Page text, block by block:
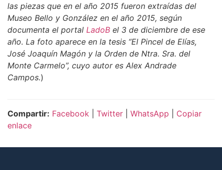
las piezas que en el año 2015 fueron extraídas del
Museo Bello y González en el año 2015, según
documenta el portal LadoB el 3 de diciembre de ese
año. La foto aparece en la tesis “El Pincel de Elías,
José Joaquín Magón y la Orden de Ntra. Sra. del
Monte Carmelo”, cuyo autor es Alex Andrade
Campos.)
Compartir: Facebook Twitter WhatsApp
Copiar
enlace